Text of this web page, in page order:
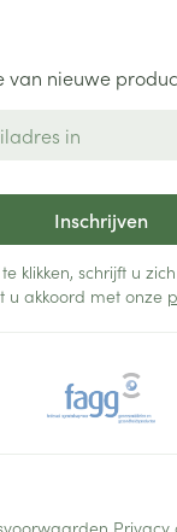
van nieuwe
Inschrijven
klikken, schrijft u
u akkoord met onze
Privacy